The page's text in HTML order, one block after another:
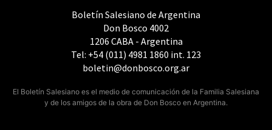
Boletín Salesiano de Argentina
Don Bosco 4002
1206 CABA - Argentina
Tel: +54 (011) 4981 1860 int. 123
boletin@donbosco.org.ar
El Boletín Salesiano es el medio de comunicación de la Familia Salesiana
y de los amigos de la obra de Don Bosco en Argentina.